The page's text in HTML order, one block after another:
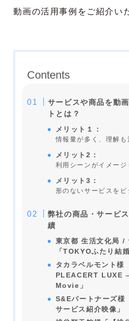
動画の活用事例をご紹介い
Contents
サービスや商品を動
トとは？
メリット１：
情報量が多く、理解も
メリット2：
利用シーンがイメージ
メリット3：
形のないサービスを
弊社の商品・サービ
績
東京都 生活文化局 /
「TOKYOふたり結
タカラベルモント様
PLEACERT LUXE
Movie」
S&Eパートナーズ
サービス紹介映像」